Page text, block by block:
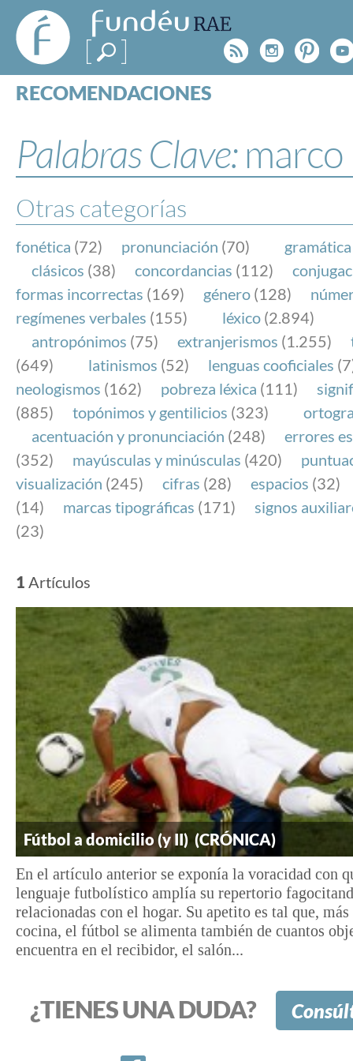
FundéuRAE
- Fundación
del Español
Urgente
Rss
RECOMENDACIONES
ESPECIALES
BLOG
NOTICIAS
SOBRE LA FUNDÉURAE
FundéuRAE es una fundación patrocinada por la
y la Real Academia Española, cuyo objetivo es
el buen uso del español en los medios de
Internet.
Palabras Clave: marco
Otras categorías
fonética (72) pronunciación (70) gramática
clásicos (38) concordancias (112)
formas incorrectas (169) género (128)
regímenes verbales (155) léxico (2.894)
antropónimos (75) extranjerismos (1.255)
(649)
latinismos (52) lenguas cooficiales
neologismos (162) pobreza léxica (111)
(885)
topónimos y gentilicios (323)
acentuación y pronunciación (248)
errores
(352)
mayúsculas y minúsculas (420)
visualización (245) cifras (28) espacios (32)
(14)
marcas tipográficas (171)
signos
(23)
1 Artículos
Fútbol a domicilio (y II) (CRÓNICA)
En el artículo anterior se exponía la voracidad con
lenguaje futbolístico amplía su repertorio
relacionadas con el hogar. Su apetito es tal que,
cocina, el fútbol se alimenta también de cuantos
encuentra en el recibidor, el salón...
¿TIENES UNA DUDA?